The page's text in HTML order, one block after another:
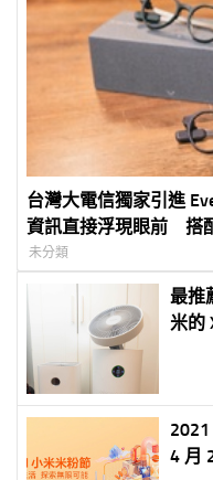
台灣大電信獨家引進
資訊直接浮現眼前 搭
驗 5G 專案價 3,990 元
未分類
最推
米的
4 月